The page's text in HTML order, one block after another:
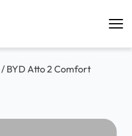
/ BYD Atto 2 Comfort